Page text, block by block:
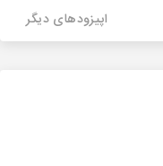
اپیزودهای دیگر